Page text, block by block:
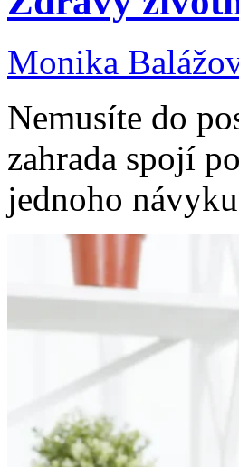
Monika
Nemusíte do
zahrada spojí
jednoho